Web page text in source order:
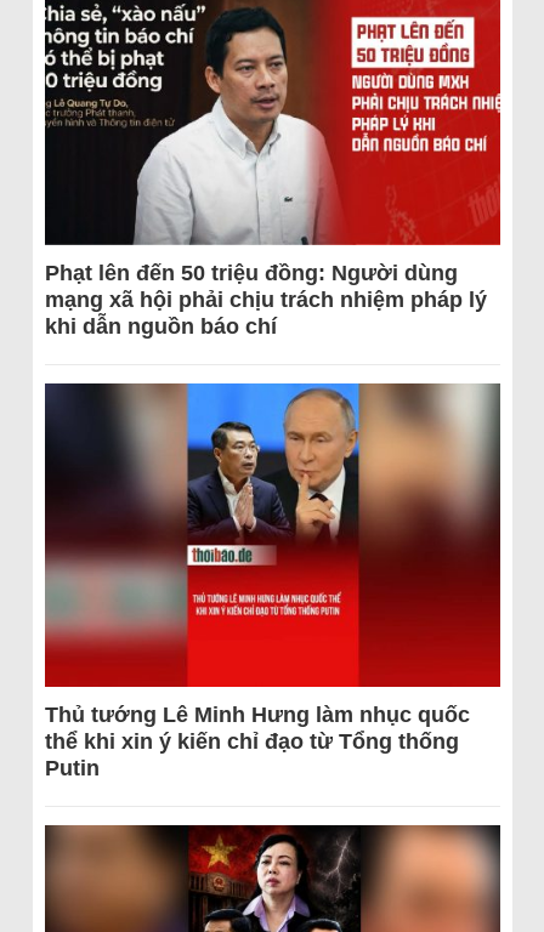
Phạt lên đến 50 triệu đồng: Người dùng
mạng xã hội phải chịu trách nhiệm pháp lý
khi dẫn nguồn báo chí
Thủ tướng Lê Minh Hưng làm nhục quốc
thể khi xin ý kiến chỉ đạo từ Tổng thống
Putin